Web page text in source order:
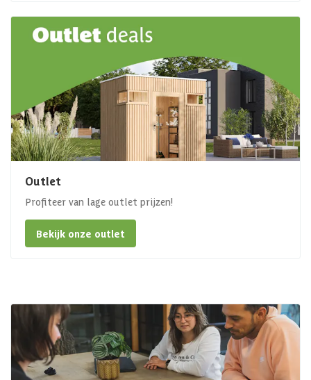
Outlet
Profiteer van lage outlet prijzen!
Bekijk onze outlet